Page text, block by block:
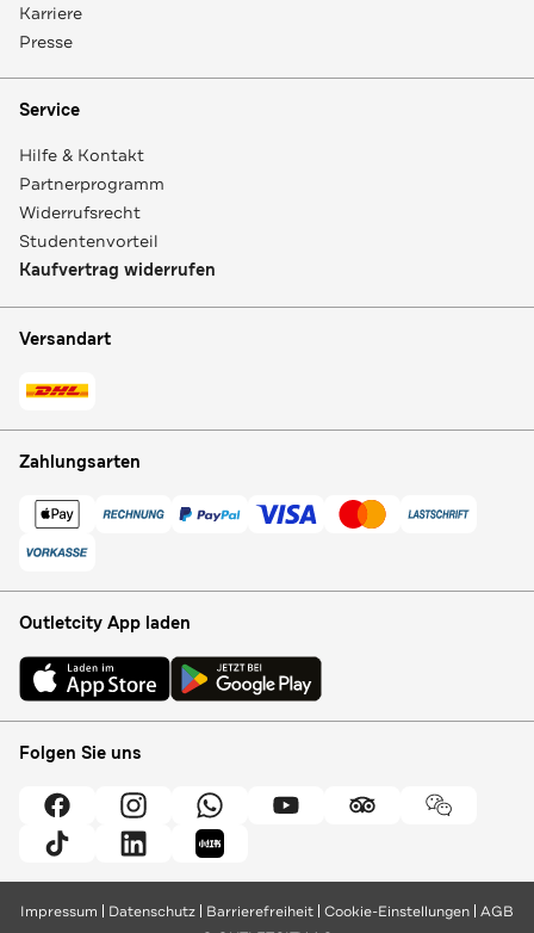
Karriere
Presse
Service
Hilfe & Kontakt
Partnerprogramm
Widerrufsrecht
Studentenvorteil
Kaufvertrag widerrufen
Versandart
Zahlungsarten
Outletcity App laden
Folgen Sie uns
Impressum Datenschutz Barrierefreiheit Cookie-Einstellungen AGB